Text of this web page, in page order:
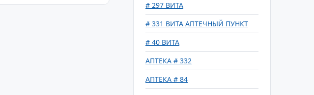
# 297 ВИТА
# 331 ВИТА АПТЕЧНЫЙ ПУНКТ
# 40 ВИТА
АПТЕКА # 332
АПТЕКА # 84